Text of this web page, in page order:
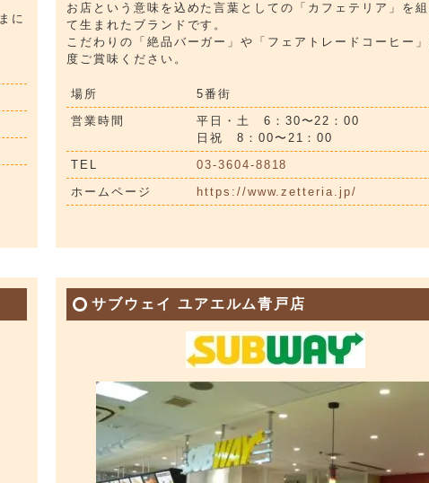
に
お店という意味を込めた言葉としての「カフェテリア」を
て生まれたブランドです。
こだわりの「絶品バーガー」や「フェアトレードコーヒー
度ご賞味ください。
場所
5番街
営業時間
平日・土 6：30〜22：00
日祝 8：00〜21：00
TEL
03-3604-8818
ホームページ
https://www.zetteria.jp/
サブウェイ ユアエルム青戸店